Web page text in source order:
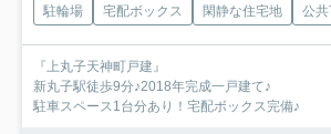
駐輪場 宅配ボックス 閑静な住宅地 公
『上丸子天神町戸建』
新丸子駅徒歩9分♪2018年完成一戸建て♪
駐車スペース1台分あり！宅配ボックス完備♪